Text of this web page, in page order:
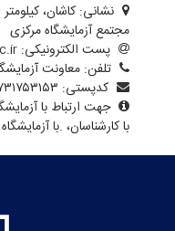
نشانی:
مجتمع آزمایشگاه مرکزی
پست الکترونیکی:
تلفن: معاونت آزمایشگاه
کدپستی:
جهت ارتباط با
با کارشناسان، .با